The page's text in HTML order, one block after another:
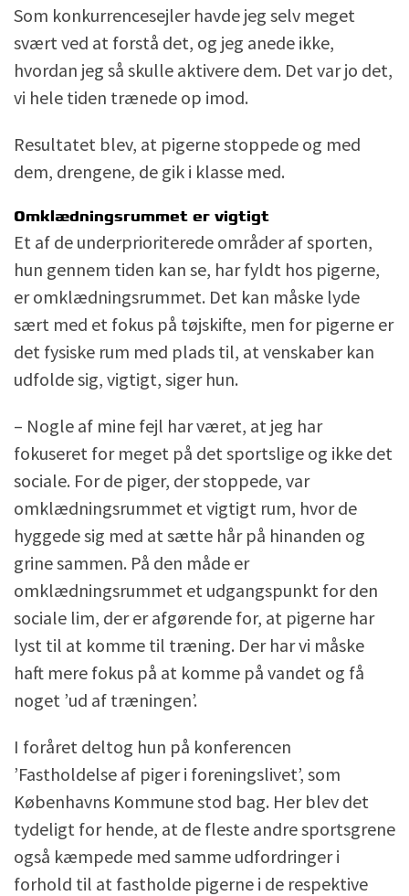
Som konkurrencesejler havde jeg selv meget
svært ved at forstå det, og jeg anede ikke,
hvordan jeg så skulle aktivere dem. Det var jo det,
vi hele tiden trænede op imod.
Resultatet blev, at pigerne stoppede og med
dem, drengene, de gik i klasse med.
Omklædningsrummet er vigtigt
Et af de underprioriterede områder af sporten,
hun gennem tiden kan se, har fyldt hos pigerne,
er omklædningsrummet. Det kan måske lyde
sært med et fokus på tøjskifte, men for pigerne er
det fysiske rum med plads til, at venskaber kan
udfolde sig, vigtigt, siger hun.
– Nogle af mine fejl har været, at jeg har
fokuseret for meget på det sportslige og ikke det
sociale. For de piger, der stoppede, var
omklædningsrummet et vigtigt rum, hvor de
hyggede sig med at sætte hår på hinanden og
grine sammen. På den måde er
omklædningsrummet et udgangspunkt for den
sociale lim, der er afgørende for, at pigerne har
lyst til at komme til træning. Der har vi måske
haft mere fokus på at komme på vandet og få
noget ’ud af træningen’.
I foråret deltog hun på konferencen
’Fastholdelse af piger i foreningslivet’, som
Københavns Kommune stod bag. Her blev det
tydeligt for hende, at de fleste andre sportsgrene
også kæmpede med samme udfordringer i
forhold til at fastholde pigerne i de respektive